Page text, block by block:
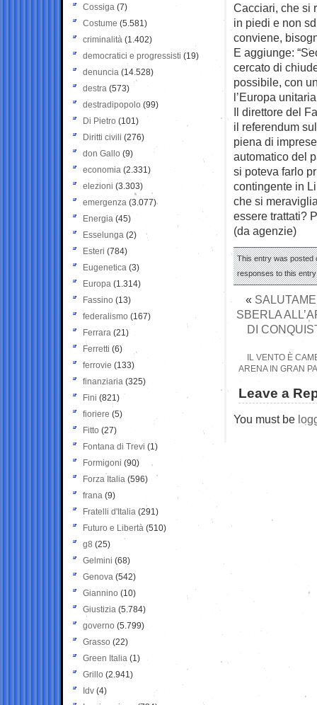
Cacciari, che si
in piedi e non
conviene,
E aggiunge:
cercato di
possibile, con
l’Europa
Il direttore del
il referendum
piena di
automatico del
si poteva farlo
contingente in
che si
essere trattati?
(da agenzie)
This entry was posted
responses to this
«
SBERLA
DI
IL VENTO È
ARENA IN GRAN
Leave a
You must be
Cossiga (7)
Costume (5.581)
criminalità (1.402)
democratici e progressisti (19)
denuncia (14.528)
destra (573)
destradipopolo (99)
Di Pietro (101)
Diritti civili (276)
don Gallo (9)
economia (2.331)
elezioni (3.303)
emergenza (3.077)
Energia (45)
Esselunga (2)
Esteri (784)
Eugenetica (3)
Europa (1.314)
Fassino (13)
federalismo (167)
Ferrara (21)
Ferretti (6)
ferrovie (133)
finanziaria (325)
Fini (821)
fioriere (5)
Fitto (27)
Fontana di Trevi (1)
Formigoni (90)
Forza Italia (596)
frana (9)
Fratelli d'Italia (291)
Futuro e Libertà (510)
g8 (25)
Gelmini (68)
Genova (542)
Giannino (10)
Giustizia (5.784)
governo (5.799)
Grasso (22)
Green Italia (1)
Grillo (2.941)
Idv (4)